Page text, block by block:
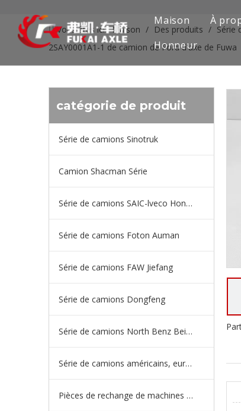
Maison À
Honneur
Vous êtes ici: Maison / Des produits / Série
2SAY0001A1-1 de camion de Ford d'axe de Fuwa
catégorie de produit
Série de camions Sinotruk
Camion Shacman Série
Série de camions SAIC-lveco Hongyan
Série de camions Foton Auman
Série de camions FAW Jiefang
Série de camions Dongfeng
Série de camions North Benz Beiben
Série de camions américains, européens et japonais
Pièces de rechange de machines d'ingénierie de camion minier